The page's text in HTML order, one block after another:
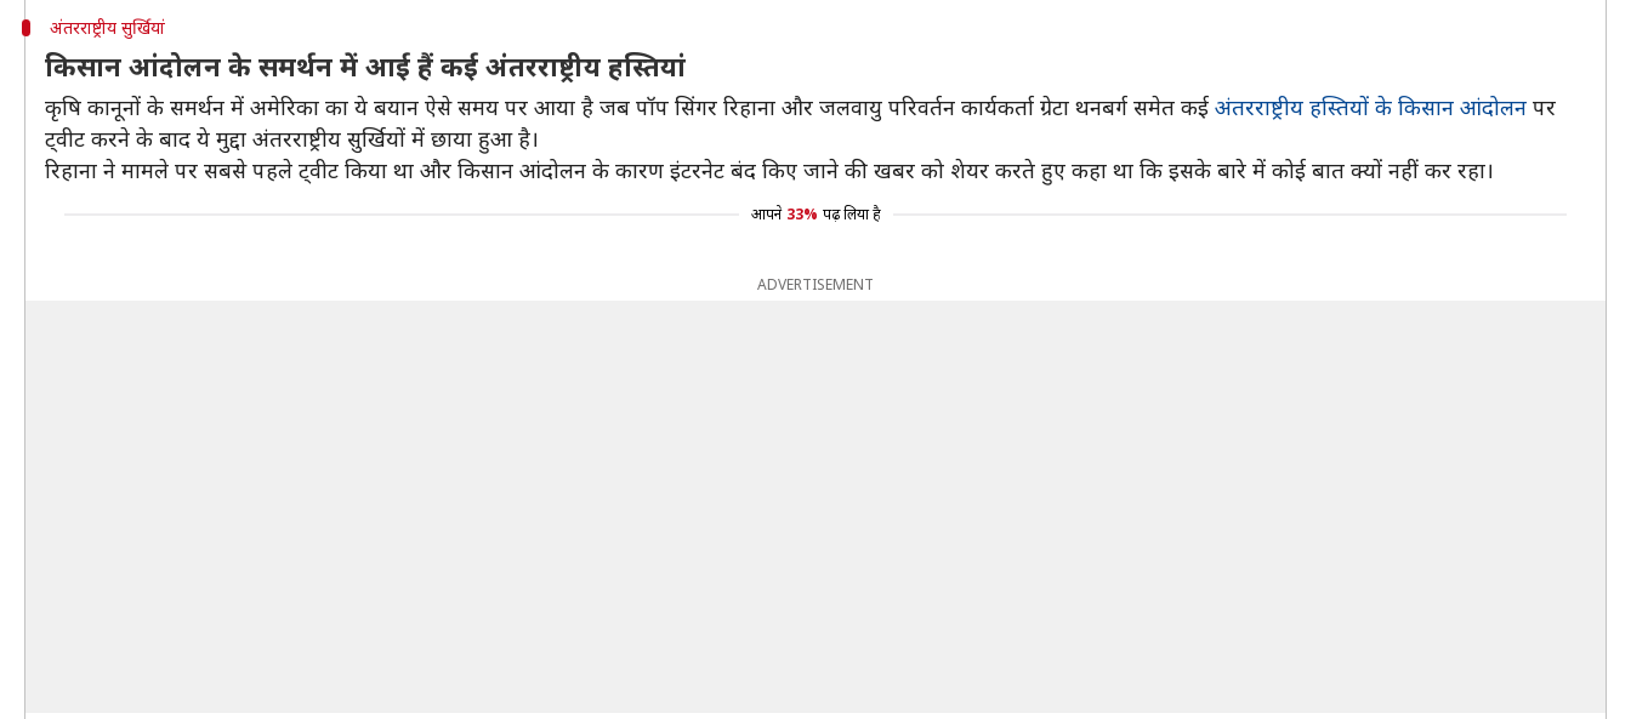
अंतरराष्ट्रीय सुर्खियां
किसान आंदोलन के समर्थन में आई हैं कई अंतरराष्ट्रीय हस्तियां
कृषि कानूनों के समर्थन में अमेरिका का ये बयान ऐसे समय पर आया है जब पॉप सिंगर रिहाना और जलवायु परिवर्तन कार्यकर्ता ग्रेटा थनबर्ग समेत कई अंतरराष्ट्रीय हस्तियों के किसान आंदोलन पर
ट्वीट करने के बाद ये मुद्दा अंतरराष्ट्रीय सुर्खियों में छाया हुआ है।
रिहाना ने मामले पर सबसे पहले ट्वीट किया था और किसान आंदोलन के कारण इंटरनेट बंद किए जाने की खबर को शेयर करते हुए कहा था कि इसके बारे में कोई बात क्यों नहीं कर रहा।
आपने 33% पढ़ लिया है
ADVERTISEMENT